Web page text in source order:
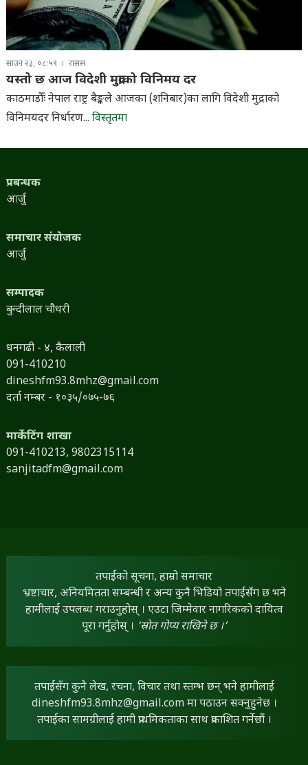
साउन २३, ०८:५९ रासस
यस्तो छ आज विदेशी मुद्राको विनिमय दर
काठमाडौँः नेपाल राष्ट्र बैङ्कले आजका (शनिबार)का लागि विदेशी मुद्राको
विनिमयदर निर्धारण... विस्तृतमा
प्रबन्धक
आर्जु
समाचार संयोजक
आर्जु
सम्पादक
बुन्दीलाल चौधरी
धनगढी - ४, कैलाली
091-410210
dineshfm93.8mhz@gmail.com
दर्ता नम्बर - १०३५/०७५-७६
मार्केटिंग शाखा
091-410213, 9802315114
sanjitadfm@gmail.com
तपाईंको सूचना, हाम्रो समाचार
भ्रष्टाचार, अनियमितता सम्बन्धी र अन्य कुनै भिडियो तपाईंसँग छ भने
हामीलाई उपलब्ध गराउनुहोस् । एउटा जिम्मेवार नागरिकको दायित्व
पूरा गर्नुहोस् । ‘स्रोत गोप्य राखिने छ ।’
तपाईंसँग कुनै लेख, रचना, विचार तथा स्तम्भ छन् भने हामीलाई
dineshfm93.8mhz@gmail.comमा पठाउन सक्नुहुनेछ ।
तपाईंका सामग्रीलाई हामी प्राथमिकताका साथ प्रकाशित गर्नेछौं ।